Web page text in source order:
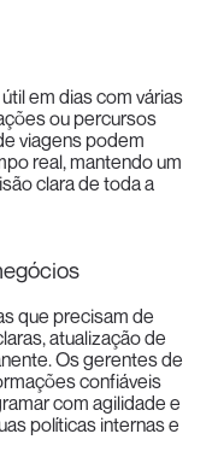
em dias com várias
ou percursos
viagens podem
real, mantendo um
clara de toda a
que precisam de
atualização de
Os gerentes de
confiáveis
com agilidade e
políticas internas e